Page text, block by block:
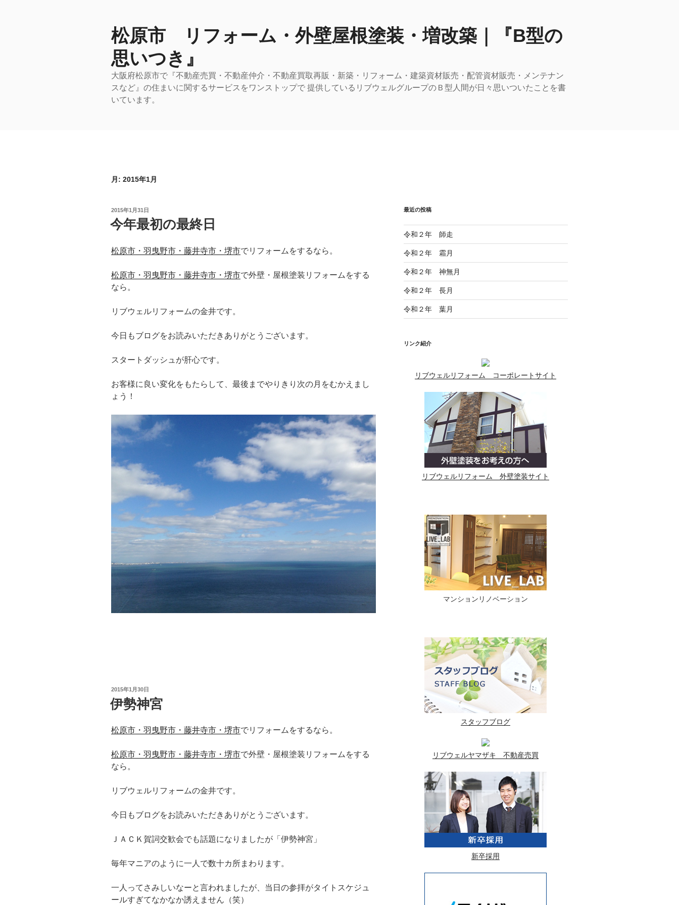
松原市 リフォーム・外壁屋根塗装・増改築｜『B型の
思いつき』
大阪府松原市で『不動産売買・不動産仲介・不動産買取再販・新築・リフォーム・建築資材販売・配管資材販売・メンテナン
スなど』の住まいに関するサービスをワンストップで 提供しているリブウェルグループのＢ型人間が日々思いついたことを書
いています。
月: 2015年1月
投
稿
日:
2015年1月31日
今年最初の最終日
松原市・羽曳野市・藤井寺市・堺市でリフォームをするなら。
松原市・羽曳野市・藤井寺市・堺市で外壁・屋根塗装リフォームをする
なら。
リブウェルリフォームの金井です。
今日もブログをお読みいただきありがとうございます。
スタートダッシュが肝心です。
お客様に良い変化をもたらして、最後までやりきり次の月をむかえまし
ょう！
投
稿
日:
2015年1月30日
伊勢神宮
松原市・羽曳野市・藤井寺市・堺市でリフォームをするなら。
松原市・羽曳野市・藤井寺市・堺市で外壁・屋根塗装リフォームをする
なら。
リブウェルリフォームの金井です。
今日もブログをお読みいただきありがとうございます。
ＪＡＣＫ賀詞交歓会でも話題になりましたが「伊勢神宮」
毎年マニアのように一人で数十カ所まわります。
一人ってさみしいなーと言われましたが、当日の参拝がタイトスケジュ
ールすぎてなかなか誘えません（笑）
最近の投稿
令和２年 師走
令和２年 霜月
令和２年 神無月
令和２年 長月
令和２年 葉月
リンク紹介
リブウェルリフォーム コーポレートサイト
リブウェルリフォーム 外壁塗装サイト
マンションリノベーション
スタッフブログ
リブウェルヤマザキ 不動産売買
新卒採用